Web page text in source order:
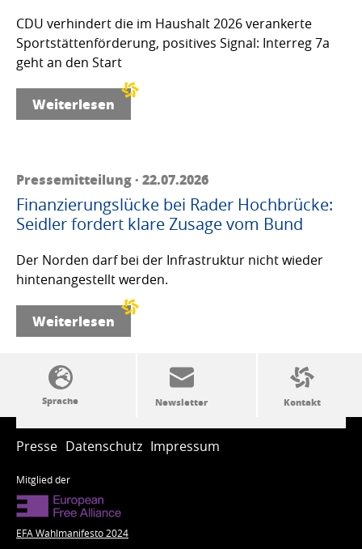
CDU verhindert die im Haushalt 2026 verankerte
Sportstättenförderung, positives Signal: Interreg 7a
geht an den Start
Weiterlesen
Pressemitteilung · 22.07.2026
Finanzierungslücke bei Rader Hochbrücke:
Seidler fordert klare Zusage vom Bund
Der Norden darf bei der Infrastruktur nicht wieder
hintenangestellt werden.
Weiterlesen
SSW-Politik von A bis Z
Presse Datenschutz Impressum
Mitglied der
EFA Wahlmanifesto 2024